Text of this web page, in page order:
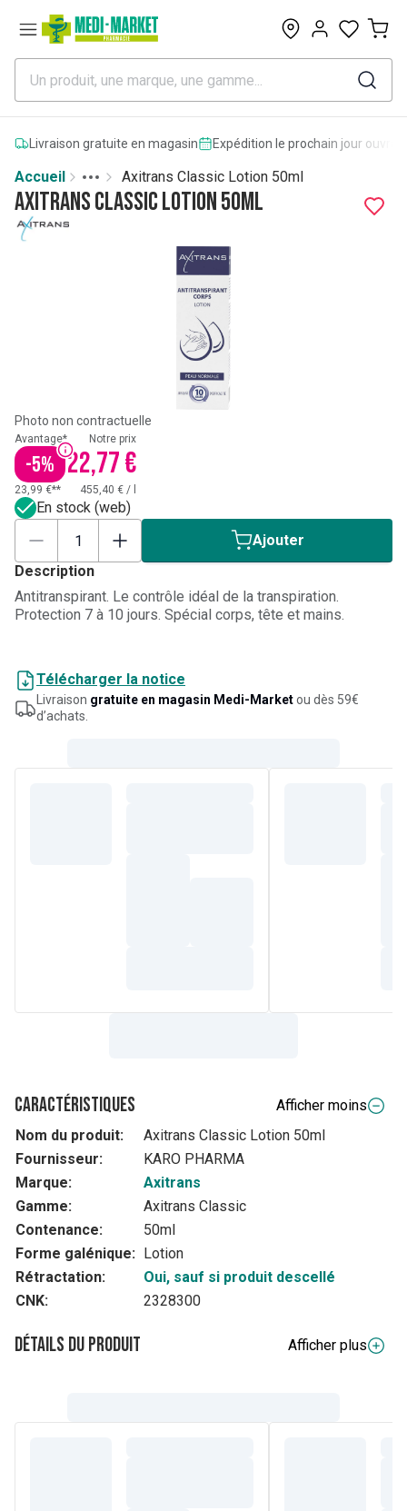
0
Livraison gratuite en magasin Expédition le prochain jour
Accueil
More
Toggle menu
Axitrans Classic Lotion 50ml
Axitrans Classic Lotion 50ml
Photo non contractuelle
Avantage*
-5%
Notre prix
22,77 €
23,99 €** 455,40 € /
En stock (web)
Ajouter
Description
Antitranspirant. Le contrôle idéal de la transpiration.
Protection 7 à 10 jours. Spécial corps, tête et mains.
Télécharger la notice
Livraison gratuite en magasin Medi-Marketou dès 59€
d’achats.
Caractéristiques
Afficher moins
Nom du produit:
Axitrans Classic Lotion 50ml
Fournisseur:
KARO PHARMA
Marque:
Axitrans
Gamme:
Axitrans Classic
Contenance:
50ml
Forme galénique: Lotion
Rétractation:
Oui, sauf si produit descellé
CNK:
2328300
Détails du produit
Afficher plus